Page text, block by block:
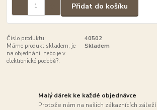
Přidat do košíku
Číslo produktu:
40502
Máme produkt skladem, je
na objednání, nebo je v
elektronické podobě?:
Skladem
Malý dárek ke každé objednávce
Protože nám na našich zákaznících záleží